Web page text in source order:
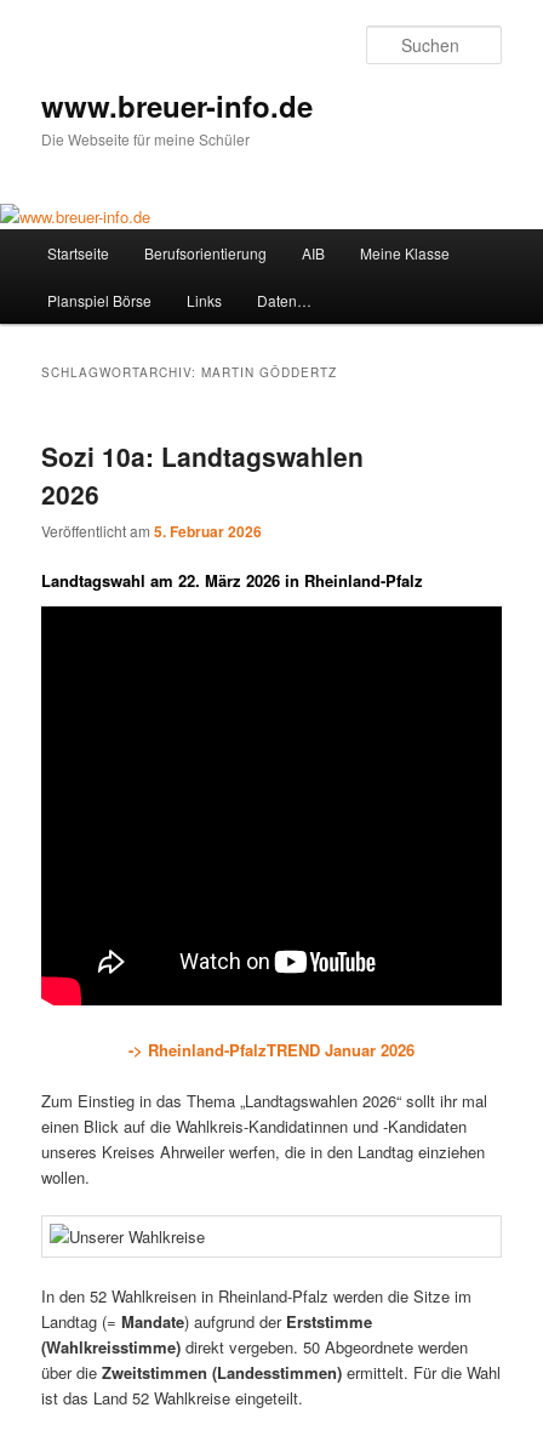
www.breuer-info.de
Die Webseite für meine Schüler
Startseite Berufsorientierung AIB Meine Klasse
Planspiel Börse Links Daten…
SCHLAGWORTARCHIV:MARTIN GÖDDERTZ
Sozi 10a: Landtagswahlen
2026
Veröffentlicht am5. Februar 2026
Landtagswahl am 22. März 2026 in Rheinland-Pfalz
-> Rheinland-PfalzTREND Januar 2026
Zum Einstieg in das Thema „Landtagswahlen 2026“ sollt ihr mal
einen Blick auf die Wahlkreis-Kandidatinnen und -Kandidaten
unseres Kreises Ahrweiler werfen, die in den Landtag einziehen
wollen.
In den 52 Wahlkreisen in Rheinland-Pfalz werden die Sitze im
Landtag (=Mandate) aufgrund der Erststimme
(Wahlkreisstimme) direkt vergeben. 50 Abgeordnete werden
über die Zweitstimmen (Landesstimmen) ermittelt. Für die Wahl
ist das Land 52 Wahlkreise eingeteilt.